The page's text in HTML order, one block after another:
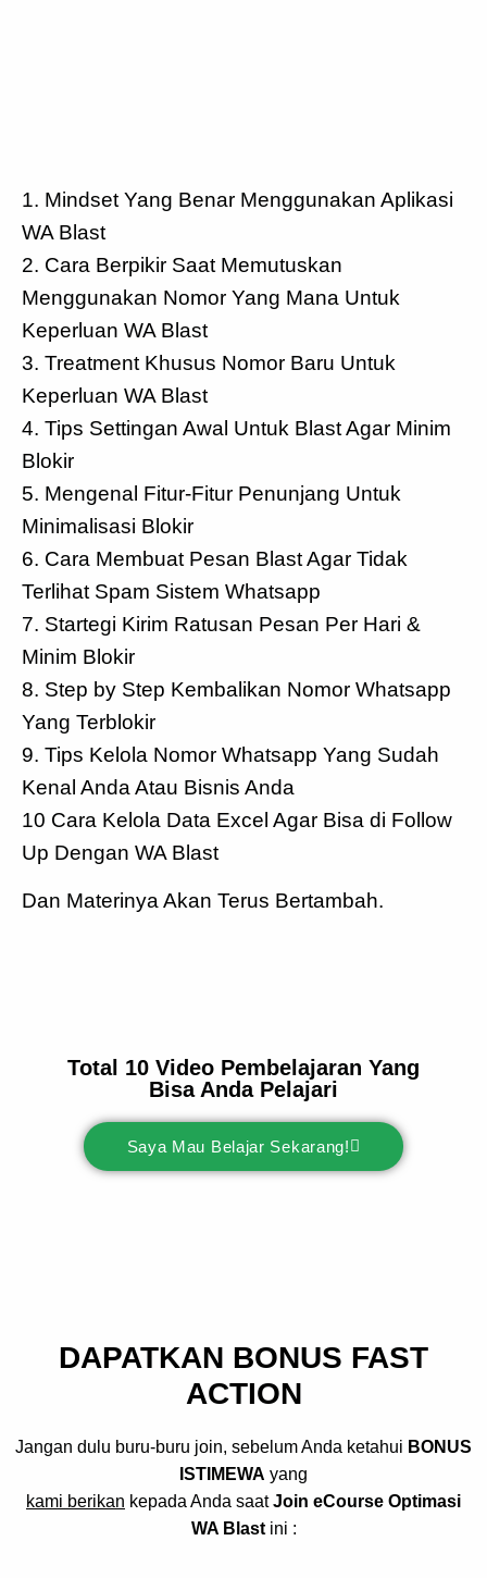
1. Mindset Yang Benar Menggunakan Aplikasi
WA Blast
2. Cara Berpikir Saat Memutuskan
Menggunakan Nomor Yang Mana Untuk
Keperluan WA Blast
3. Treatment Khusus Nomor Baru Untuk
Keperluan WA Blast
4. Tips Settingan Awal Untuk Blast Agar Minim
Blokir
5. Mengenal Fitur-Fitur Penunjang Untuk
Minimalisasi Blokir
6. Cara Membuat Pesan Blast Agar Tidak
Terlihat Spam Sistem Whatsapp
7. Startegi Kirim Ratusan Pesan Per Hari &
Minim Blokir
8. Step by Step Kembalikan Nomor Whatsapp
Yang Terblokir
9. Tips Kelola Nomor Whatsapp Yang Sudah
Kenal Anda Atau Bisnis Anda
10 Cara Kelola Data Excel Agar Bisa di Follow
Up Dengan WA Blast
Dan Materinya Akan Terus Bertambah.
Total 10 Video Pembelajaran Yang
Bisa Anda Pelajari
Saya Mau Belajar Sekarang!
DAPATKAN BONUS FAST
ACTION
Jangan dulu buru-buru join, sebelum Anda ketahui BONUS
ISTIMEWA yang
kami berikan kepada Anda saatJoin eCourse Optimasi
WA Blast ini :